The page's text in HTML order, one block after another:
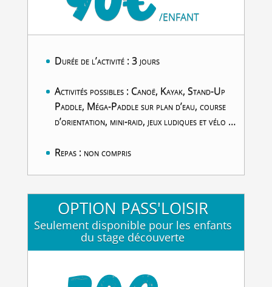
/ENFANT
Durée de l’activité : 3 jours
Activités possibles : Canoë, Kayak, Stand-Up
Paddle, Méga-Paddle sur plan d’eau, course
d’orientation, mini-raid, jeux ludiques et vélo …
Repas : non compris
OPTION PASS'LOISIR
Seulement disponible pour les enfants
du stage découverte